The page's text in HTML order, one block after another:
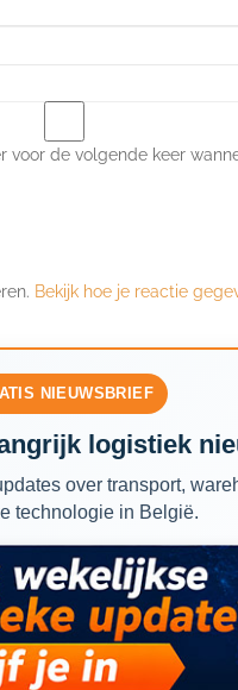
voor de volgende keer
Bekijk hoe je reactie
NIEUWSBRIEF
logistiek
over transport,
technologie in België.